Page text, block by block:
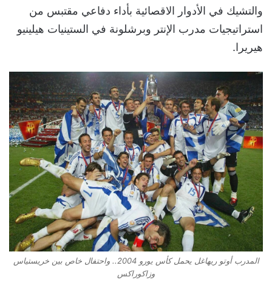
والتشيك في الأدوار الاقصائية بأداء دفاعي مقتبس من
استراتيجيات مدرب الإنتر وبرشلونة في الستينيات هيلينيو
هيريرا.
المدرب أوتو ريهاغل يحمل كأس يورو 2004.. واحتفال خاص بين خريستياس
وزاكوراكس